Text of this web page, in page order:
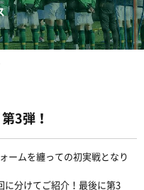
3弾！
ームを纏っての初実戦となり
に分けてご紹介！最後に第3